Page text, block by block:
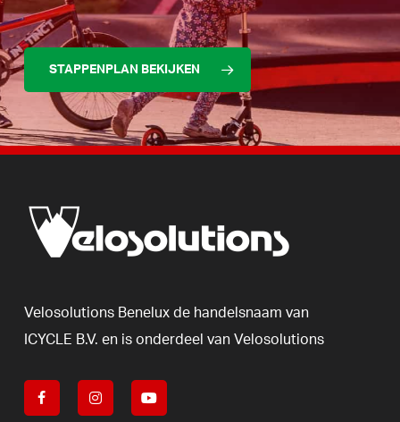
STAPPENPLAN BEKIJKEN
Velosolutions Benelux de handelsnaam van
ICYCLE B.V. en is onderdeel van Velosolutions